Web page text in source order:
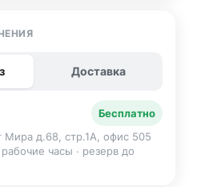
Доставка
Бесплатно
Мира д.68, стр.1А, офис 505
часы · резерв до